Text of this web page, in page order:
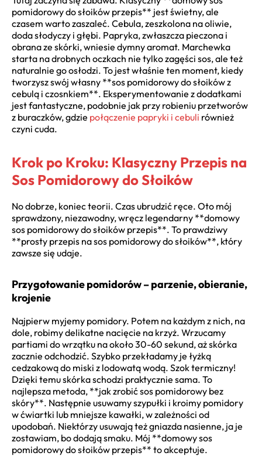
pomidorowy do słoików przepis** jest świetny, ale
czasem warto zaszaleć. Cebula, zeszkolona na oliwie,
doda słodyczy i głębi. Papryka, zwłaszcza pieczona i
obrana ze skórki, wniesie dymny aromat. Marchewka
starta na drobnych oczkach nie tylko zagęści sos, ale też
naturalnie go osłodzi. To jest właśnie ten moment, kiedy
tworzysz swój własny **sos pomidorowy do słoików z
cebulą i czosnkiem**. Eksperymentowanie z dodatkami
jest fantastyczne, podobnie jak przy robieniu przetworów
z buraczków, gdzie połączenie papryki i cebuli również
czyni cuda.
Krok po Kroku: Klasyczny Przepis na
Sos Pomidorowy do Słoików
No dobrze, koniec teorii. Czas ubrudzić ręce. Oto mój
sprawdzony, niezawodny, wręcz legendarny **domowy
sos pomidorowy do słoików przepis**. To prawdziwy
**prosty przepis na sos pomidorowy do słoików**, który
zawsze się udaje.
Przygotowanie pomidorów – parzenie, obieranie,
krojenie
Najpierw myjemy pomidory. Potem na każdym z nich, na
dole, robimy delikatne nacięcie na krzyż. Wrzucamy
partiami do wrzątku na około 30-60 sekund, aż skórka
zacznie odchodzić. Szybko przekładamy je łyżką
cedzakową do miski z lodowatą wodą. Szok termiczny!
Dzięki temu skórka schodzi praktycznie sama. To
najlepsza metoda, **jak zrobić sos pomidorowy bez
skóry**. Następnie usuwamy szypułki i kroimy pomidory
w ćwiartki lub mniejsze kawałki, w zależności od
upodobań. Niektórzy usuwają też gniazda nasienne, ja je
zostawiam, bo dodają smaku. Mój **domowy sos
pomidorowy do słoików przepis** to akceptuje.